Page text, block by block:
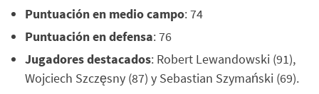
Puntuación en medio campo: 74
Puntuación en defensa: 76
Jugadores destacados: Robert Lewandowski (91),
Wojciech Szczęsny (87) y Sebastian Szymański (69).